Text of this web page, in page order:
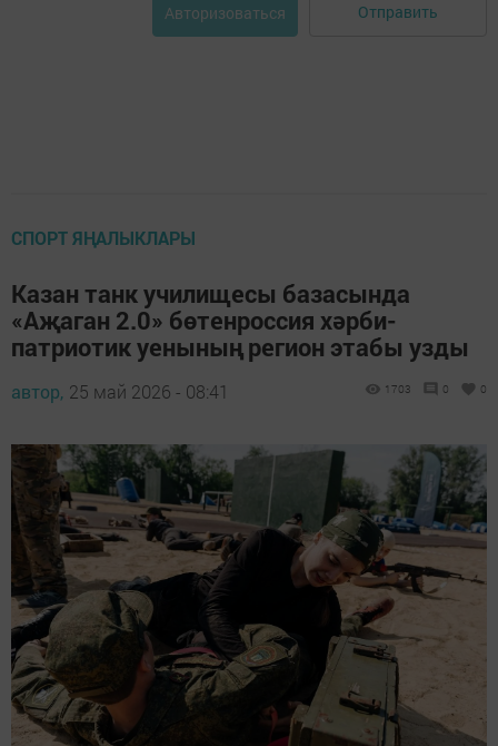
Авторизоваться Отправить
СПОРТ ЯҢАЛЫКЛАРЫ
Казан танк училищесы базасында
«Аҗаган 2.0» бөтенроссия хәрби-
патриотик уенының регион этабы узды
автор, 25 май 2026 - 08:41 1703 0 0